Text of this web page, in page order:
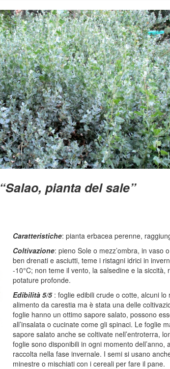
“Salao, pianta del sale”
Caratteristiche: pianta erbacea perenne,
Coltivazione: pieno Sole o mezz’ombra, in vaso
ben drenati e asciutti, teme i ristagni idrici in
-10°C; non teme il vento, la salsedine e la siccità,
potature profonde.
Edibilità 5/5 : foglie edibili crude o cotte, alcuni lo
alimento da carestia ma è stata una delle
foglie hanno un ottimo sapore salato, possono
all’insalata o cucinate come gli spinaci. Le foglie
sapore salato anche se coltivate nell’entroterra,
foglie sono disponibili in ogni momento dell’anno,
raccolta nella fase invernale. I semi si usano
minestre o mischiati con i cereali per fare il pane.